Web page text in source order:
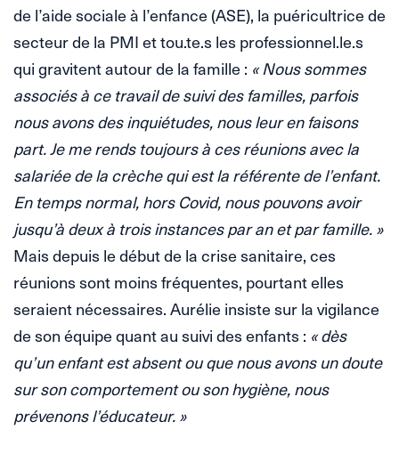
de l’aide sociale à l’enfance (ASE), la puéricultrice de
secteur de la PMI et tou.te.s les professionnel.le.s
qui gravitent autour de la famille : « Nous sommes
associés à ce travail de suivi des familles, parfois
nous avons des inquiétudes, nous leur en faisons
part. Je me rends toujours à ces réunions avec la
salariée de la crèche qui est la référente de l’enfant.
En temps normal, hors Covid, nous pouvons avoir
jusqu’à deux à trois instances par an et par famille. »
Mais depuis le début de la crise sanitaire, ces
réunions sont moins fréquentes, pourtant elles
seraient nécessaires. Aurélie insiste sur la vigilance
de son équipe quant au suivi des enfants : « dès
qu’un enfant est absent ou que nous avons un doute
sur son comportement ou son hygiène, nous
prévenons l’éducateur. »